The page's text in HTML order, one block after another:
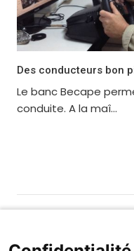
Des conducteurs bon
Le banc Becape
conduite. A la maî...
Fondation MAIF